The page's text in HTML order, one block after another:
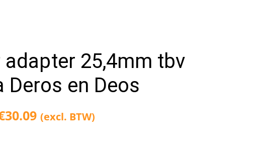
25,4mm tbv
Deros en Deos
30.09 (excl. BTW)